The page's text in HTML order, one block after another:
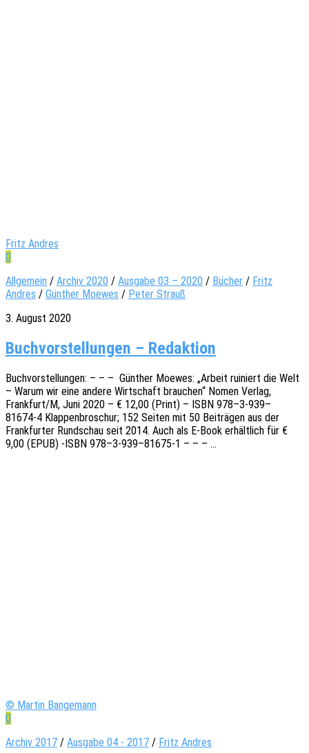
Fritz Andres
0
Allgemein / Archiv 2020 / Ausgabe 03 – 2020 / Bücher / Fritz
Andres / Günther Moewes / Peter Strauß
3. August 2020
Buchvorstellungen – Redaktion
Buch­vor­stel­lun­gen: – – – Günther Moewes: „Arbeit ruiniert die Welt
– Warum wir eine andere Wirt­schaft brau­chen“ Nomen Verlag,
Frankfurt/M, Juni 2020 – € 12,00 (Print) – ISBN 978–3‑939–
81674‑4 Klap­pen­bro­schur; 152 Seiten mit 50 Beiträ­gen aus der
Frank­fur­ter Rund­schau seit 2014. Auch als E‑Book erhält­lich für €
9,00 (EPUB) ‑ISBN 978–3‑939–81675‑1 – – – …
© Martin Bangemann
0
Archiv 2017 / Ausgabe 04 - 2017 / Fritz Andres